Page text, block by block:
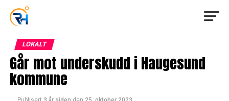
LOKALT
Går mot underskudd i Haugesund
kommune